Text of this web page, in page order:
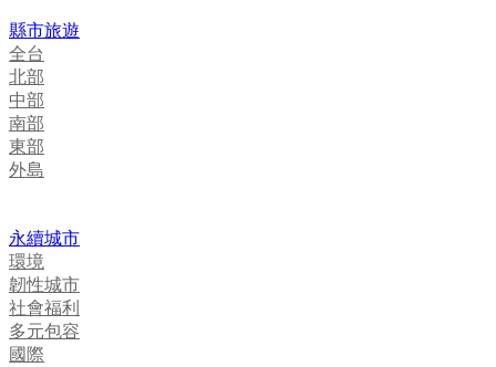
縣市旅遊
全台
北部
中部
南部
東部
外島
永續城市
環境
韌性城市
社會福利
多元包容
國際